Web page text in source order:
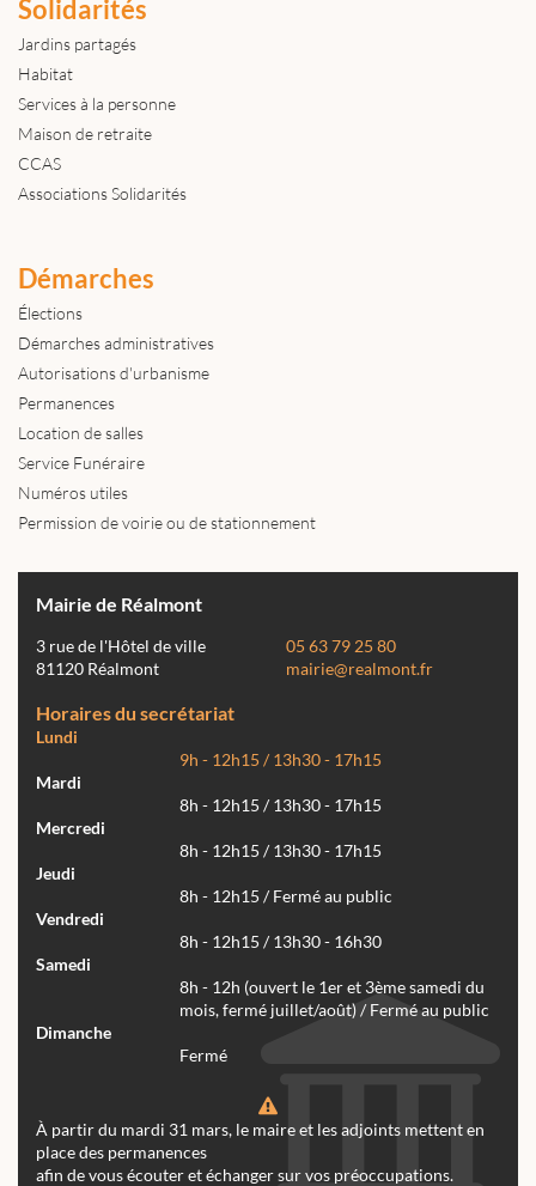
Solidarités
Jardins partagés
Habitat
Services à la personne
Maison de retraite
CCAS
Associations Solidarités
Démarches
Élections
Démarches administratives
Autorisations d'urbanisme
Permanences
Location de salles
Service Funéraire
Numéros utiles
Permission de voirie ou de stationnement
Mairie de Réalmont
3 rue de l'Hôtel de ville
81120 Réalmont
05 63 79 25 80
mairie@realmont.fr
Horaires du secrétariat
Lundi
9h - 12h15 / 13h30 - 17h15
Mardi
8h - 12h15 / 13h30 - 17h15
Mercredi
8h - 12h15 / 13h30 - 17h15
Jeudi
8h - 12h15 / Fermé au public
Vendredi
8h - 12h15 / 13h30 - 16h30
Samedi
8h - 12h (ouvert le 1er et 3ème samedi du
mois, fermé juillet/août) / Fermé au public
Dimanche
Fermé
À partir du mardi 31 mars, le maire et les adjoints mettent en
place des permanences
afin de vous écouter et échanger sur vos préoccupations.